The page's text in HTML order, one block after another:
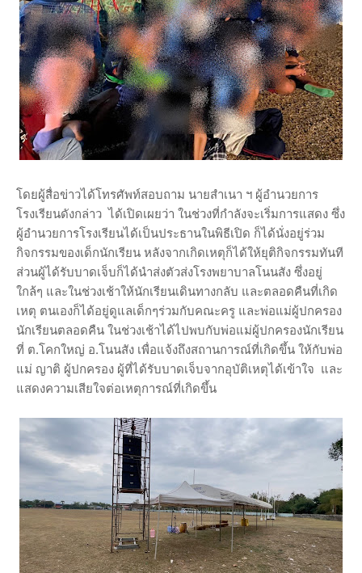
โดยผู้สื่อข่าวได้โทรศัพท์สอบถาม นายสำเนา ฯ ผู้อำนวยการ
โรงเรียนดังกล่าว ได้เปิดเผยว่า ในช่วงที่กำลังจะเริ่มการแสดง ซึ่ง
ผู้อำนวยการโรงเรียนได้เป็นประธานในพิธีเปิด ก็ได้นั่งอยู่ร่วม
กิจกรรมของเด็กนักเรียน หลังจากเกิดเหตุก็ได้ให้ยุติกิจกรรมทันที
ส่วนผู้ได้รับบาดเจ็บก็ได้นำส่งตัวส่งโรงพยาบาลโนนสัง ซึ่งอยู่
ใกล้ๆ และในช่วงเช้าให้นักเรียนเดินทางกลับ และตลอดคืนที่เกิด
เหตุ ตนเองก็ได้อยู่ดูแลเด็กๆร่วมกับคณะครู และพ่อแม่ผู้ปกครอง
นักเรียนตลอดคืน ในช่วงเช้าได้ไปพบกับพ่อแม่ผู้ปกครองนักเรียน
ที่ ต.โคกใหญ่ อ.โนนสัง เพื่อแจ้งถึงสถานการณ์ที่เกิดขึ้น ให้กับพ่อ
แม่ ญาติ ผู้ปกครอง ผู้ที่ได้รับบาดเจ็บจากอุบัติเหตุได้เข้าใจ และ
แสดงความเสียใจต่อเหตุการณ์ที่เกิดขึ้น